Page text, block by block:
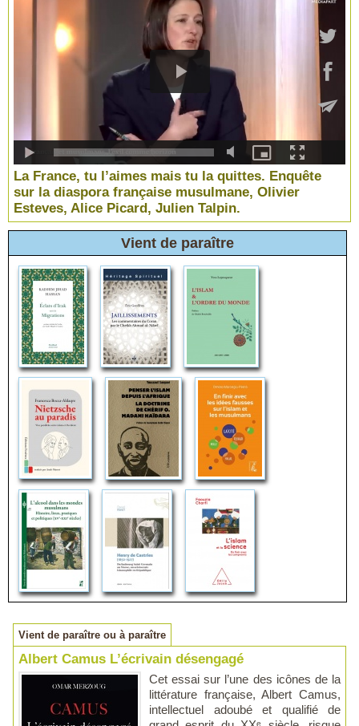
La France, tu l’aimes mais tu la quittes. Enquête
sur la diaspora française musulmane, Olivier
Esteves, Alice Picard, Julien Talpin.
Vient de paraître
Vient de paraître ou à paraître
Albert Camus L’écrivain désengagé
Cet essai sur l’une des icônes de la
littérature française, Albert Camus,
intellectuel adoubé et qualifié de